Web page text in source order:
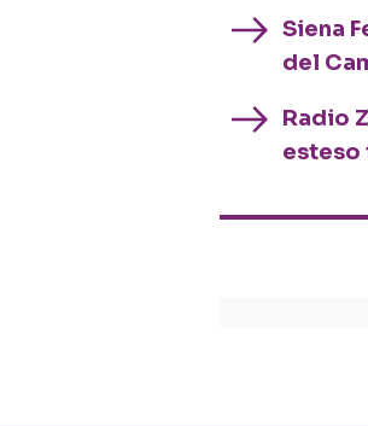
Siena
del
Radio
esteso